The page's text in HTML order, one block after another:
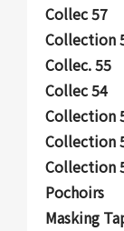
Collec 57
Collection
Collec. 55
Collec 54
Collection
Collection
Collection
Pochoirs
Masking